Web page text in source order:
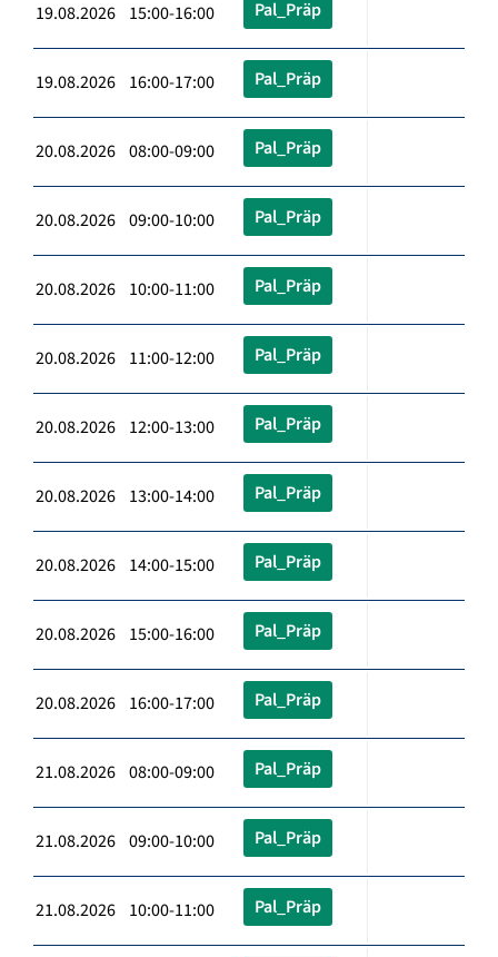
19.08.2026 15:00-16:00 Pal_Präp
19.08.2026 16:00-17:00 Pal_Präp
20.08.2026 08:00-09:00 Pal_Präp
20.08.2026 09:00-10:00 Pal_Präp
20.08.2026 10:00-11:00 Pal_Präp
20.08.2026 11:00-12:00 Pal_Präp
20.08.2026 12:00-13:00 Pal_Präp
20.08.2026 13:00-14:00 Pal_Präp
20.08.2026 14:00-15:00 Pal_Präp
20.08.2026 15:00-16:00 Pal_Präp
20.08.2026 16:00-17:00 Pal_Präp
21.08.2026 08:00-09:00 Pal_Präp
21.08.2026 09:00-10:00 Pal_Präp
21.08.2026 10:00-11:00 Pal_Präp